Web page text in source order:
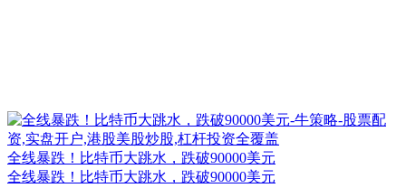
全线暴跌！比特币大跳水，跌破90000美元
全线暴跌！比特币大跳水，跌破90000美元